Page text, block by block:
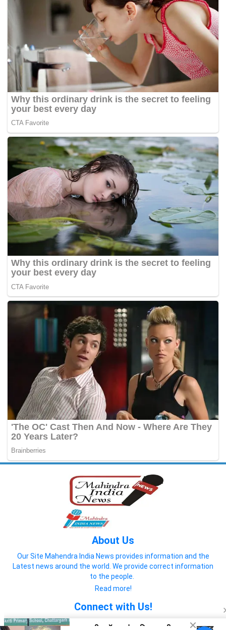
About Us
Our Site Mahendra India News provides information and the
Latest news around the world. We provide correct information
to the people.
Read more!
Connect with Us!